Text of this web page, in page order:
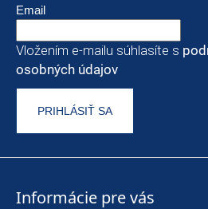
Email
Vložením e-mailu súhlasíte s
osobných údajov
PRIHLÁSIŤ SA
Informácie pre vás